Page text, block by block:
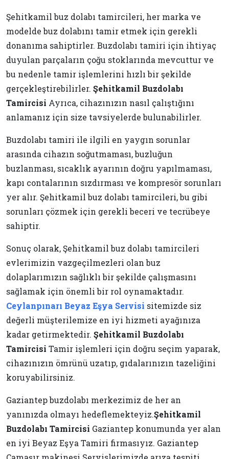
Şehitkamil buz dolabı tamircileri, her marka ve
modelde buz dolabını tamir etmek için gerekli
donanıma sahiptirler. Buzdolabı tamiri için ihtiyaç
duyulan parçaların çoğu stoklarında mevcuttur ve
bu nedenle tamir işlemlerini hızlı bir şekilde
gerçekleştirebilirler. Şehitkamil Buzdolabı
Tamircisi Ayrıca, cihazınızın nasıl çalıştığını
anlamanız için size tavsiyelerde bulunabilirler.
Buzdolabı tamiri ile ilgili en yaygın sorunlar
arasında cihazın soğutmaması, buzluğun
buzlanması, sıcaklık ayarının doğru yapılmaması,
kapı contalarının sızdırması ve kompresör sorunları
yer alır. Şehitkamil buz dolabı tamircileri, bu gibi
sorunları çözmek için gerekli beceri ve tecrübeye
sahiptir.
Sonuç olarak, Şehitkamil buz dolabı tamircileri
evlerimizin vazgeçilmezleri olan buz
dolaplarımızın sağlıklı bir şekilde çalışmasını
sağlamak için önemli bir rol oynamaktadır.
Ceylanpınarı Beyaz Eşya Servisi sitemizde siz
değerli müşterilemize en iyi hizmeti ayağınıza
kadar getirmektedir. Şehitkamil Buzdolabı
Tamircisi Tamir işlemleri için doğru seçim yaparak,
cihazınızın ömrünü uzatıp, gıdalarınızın tazeliğini
koruyabilirsiniz.
Gaziantep buzdolabı merkezimiz de her an
yanınızda olmayı hedeflemekteyiz.Şehitkamil
Buzdolabı Tamircisi Gaziantep konumunda yer alan
en iyi Beyaz Eşya Tamiri firmasıyız. Gaziantep